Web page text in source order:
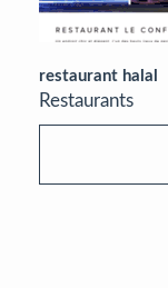
restaurant halal
Restaurants